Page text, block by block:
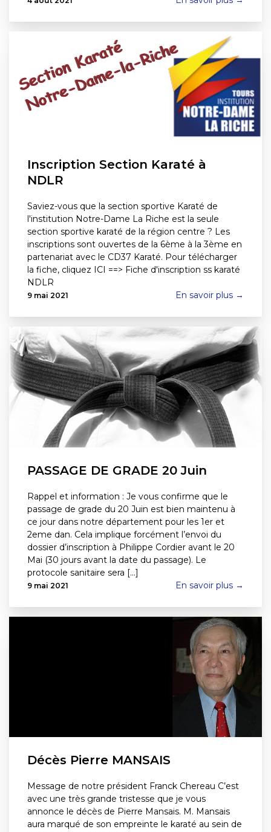
Inscription Section Karaté à
NDLR
Saviez-vous que la section sportive Karaté de
l'institution Notre-Dame La Riche est la seule
section sportive karaté de la région centre ? Les
inscriptions sont ouvertes de la 6ème à la 3ème en
partenariat avec le CD37 Karaté. Pour télécharger
la fiche, cliquez ICI ==> Fiche d'inscription ss karaté
NDLR
9 mai 2021 En savoir plus →
PASSAGE DE GRADE 20 Juin
Rappel et information : Je vous confirme que le
passage de grade du 20 Juin est bien maintenu à
ce jour dans notre département pour les 1er et
2eme dan. Cela implique forcément l’envoi du
dossier d’inscription à Philippe Cordier avant le 20
Mai (30 jours avant la date du passage). Le
protocole sanitaire sera [...]
9 mai 2021 En savoir plus →
Décès Pierre MANSAIS
Message de notre président Franck Chereau C’est
avec une très grande tristesse que je vous
annonce le décès de Pierre Mansais. M. Mansais
aura marqué de son empreinte le karaté au sein de